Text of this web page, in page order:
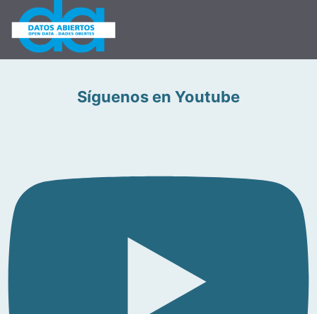
Síguenos en Youtube